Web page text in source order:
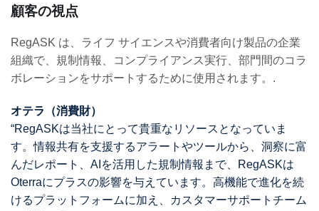
顧客の視点
RegASK は、ライフ サイエンスや消費者向け製品の企業
組織で、規制情報、コンプライアンス実行、部門間のコラ
ボレーションをサポートするために使用されます。.
オテラ（消費財）
“RegASKは当社にとって貴重なリソースとなっていま
す。情報共有を支援するアラートやツールから、洞察に富
んだレポート、AIを活用した規制情報まで、RegASKは
Oterraにプラスの影響を与えています。高機能で進化を続
けるプラットフォームに加え、カスタマーサポートチーム